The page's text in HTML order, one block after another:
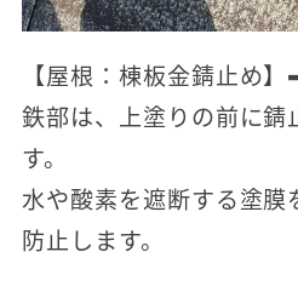
【屋根：棟板金錆止め
鉄部は、上塗りの前に錆
す。
水や酸素を遮断する塗膜
防止します。